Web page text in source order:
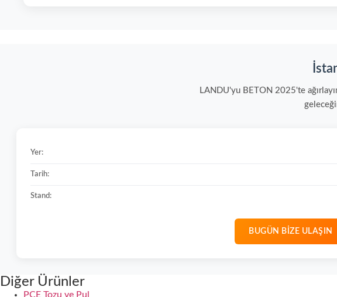
LANDU'yu BETON 2025'te
Yer:
Tarih:
Stand:
BUGÜN BIZE ULAŞIN
Diğer Ürünler
PCE Tozu ve Pul